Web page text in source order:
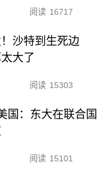
阅读 16717
沙特到生死边
大了
阅读 15303
国：东大在联合国
阅读 15101